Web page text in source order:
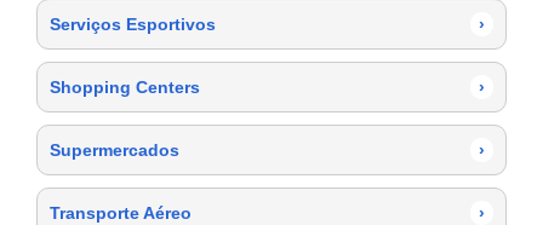
Serviços Esportivos ›
Shopping Centers ›
Supermercados ›
Transporte Aéreo ›